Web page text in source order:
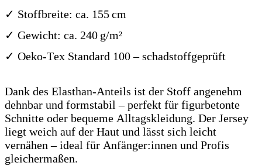
✓ Stoffbreite: ca. 155 cm
✓ Gewicht: ca. 240 g/m²
✓ Oeko-Tex Standard 100 – schadstoffgeprüft
Dank des Elasthan-Anteils ist der Stoff angenehm
dehnbar und formstabil – perfekt für figurbetonte
Schnitte oder bequeme Alltagskleidung. Der Jersey
liegt weich auf der Haut und lässt sich leicht
vernähen – ideal für Anfänger:innen und Profis
gleichermaßen.